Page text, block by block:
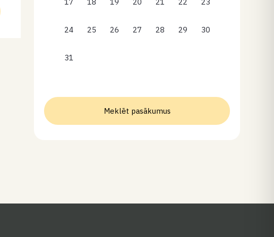
24 25 26 27 28 29 30
31
Meklēt pasākumus